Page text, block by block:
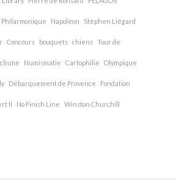
Napoléon Stéphen Liégard
Concours bouquets chiens Tour de
Numismatie Cartophilie Olympique
Débarquement de Provence Fondation
II No Finish Line Winston Churchill